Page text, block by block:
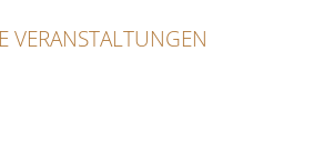
VERANSTALTUNGEN